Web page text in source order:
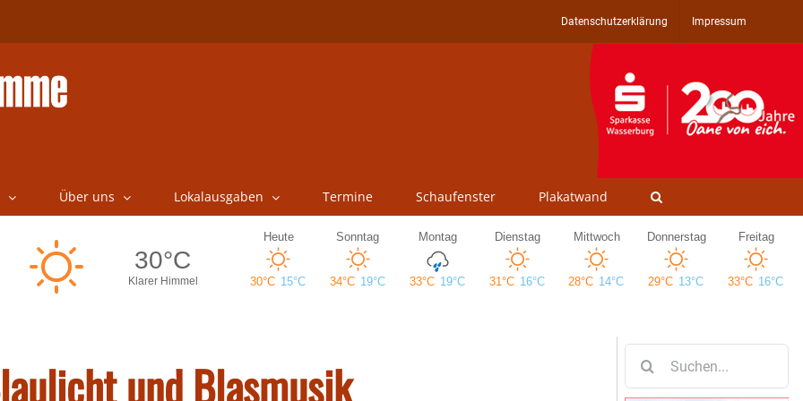
Datenschutzerklärung Impressum
Über uns Lokalausgaben Termine Schaufenster Plakatwand
und Blasmusik
nach: